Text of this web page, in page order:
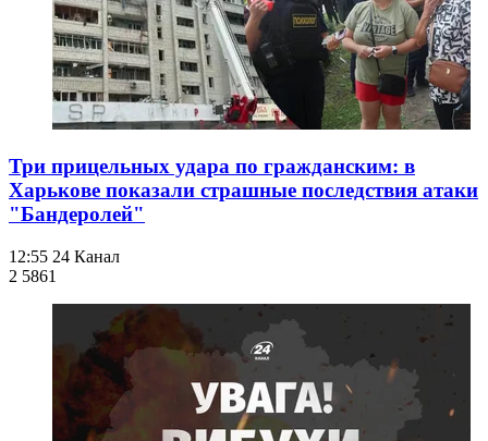
Три прицельных удара по гражданским: в
Харькове показали страшные последствия атаки
"Бандеролей"
12:55 24 Канал
2 5861